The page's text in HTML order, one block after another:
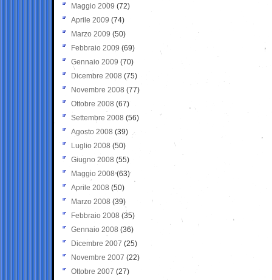
Maggio 2009 (72)
Aprile 2009 (74)
Marzo 2009 (50)
Febbraio 2009 (69)
Gennaio 2009 (70)
Dicembre 2008 (75)
Novembre 2008 (77)
Ottobre 2008 (67)
Settembre 2008 (56)
Agosto 2008 (39)
Luglio 2008 (50)
Giugno 2008 (55)
Maggio 2008(63)
Aprile 2008 (50)
Marzo 2008 (39)
Febbraio 2008 (35)
Gennaio 2008 (36)
Dicembre 2007 (25)
Novembre 2007 (22)
Ottobre 2007 (27)